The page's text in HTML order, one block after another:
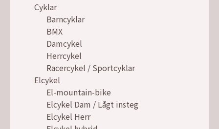
Cyklar
Barncyklar
BMX
Damcykel
Herrcykel
Racercykel / Sportcyklar
Elcykel
El-mountain-bike
Elcykel Dam / Lågt insteg
Elcykel Herr